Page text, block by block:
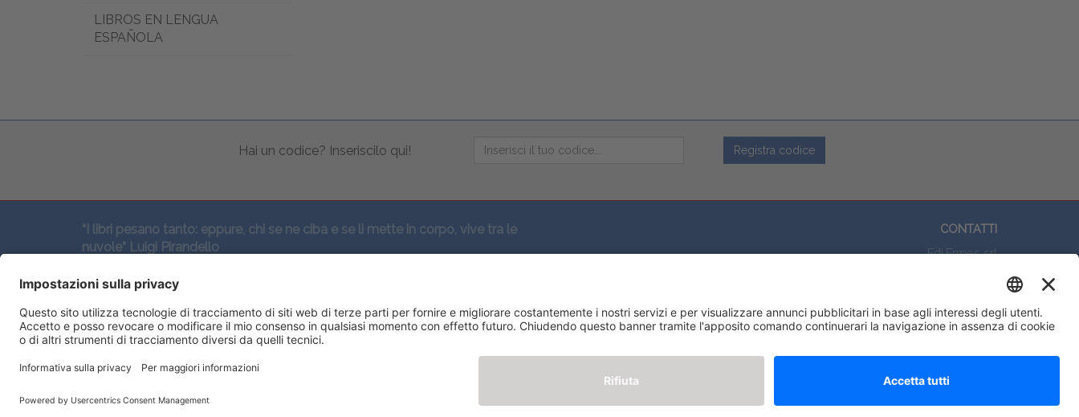
LIBROS EN LENGUA
ESPAÑOLA
Hai un codice? Inseriscilo qui! Registra codice
“I libri pesano tanto: eppure, chi se ne ciba e se li mette in corpo, vive tra le
nuvole” Luigi Pirandello
SEGUICI QUI:
CONTATTI
Edi.Ermes srl
E-mail: eeinfo@eenet.it
Partita IVA e Codice Fiscale: 02254790153
ORARI
Lunedì — Giovedì: - 08:30 - 13:00 – 14:00 - 17:30